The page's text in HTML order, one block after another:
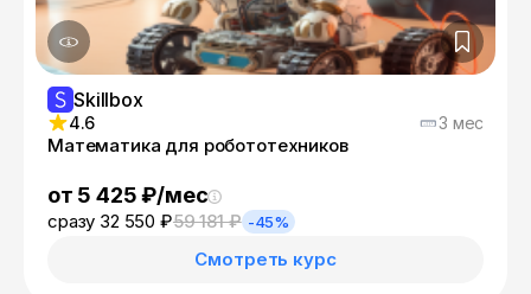
Skillbox
4.6 3 мес
Математика для робототехников
от 5 425 ₽/мес
сразу 32 550 ₽59 181 ₽ -45%
Смотреть курс